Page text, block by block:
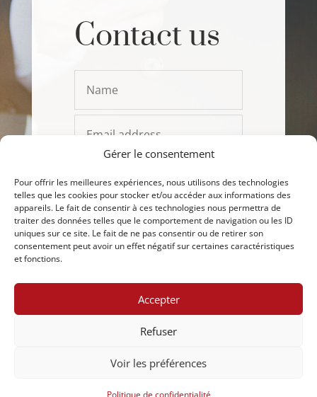
Gérer le consentement
Pour offrir les meilleures expériences, nous utilisons des technologies
telles que les cookies pour stocker et/ou accéder aux informations des
appareils. Le fait de consentir à ces technologies nous permettra de
traiter des données telles que le comportement de navigation ou les ID
uniques sur ce site. Le fait de ne pas consentir ou de retirer son
consentement peut avoir un effet négatif sur certaines caractéristiques
et fonctions.
Accepter
Refuser
Voir les préférences
Politique de confidentialité
Contact us
SEND